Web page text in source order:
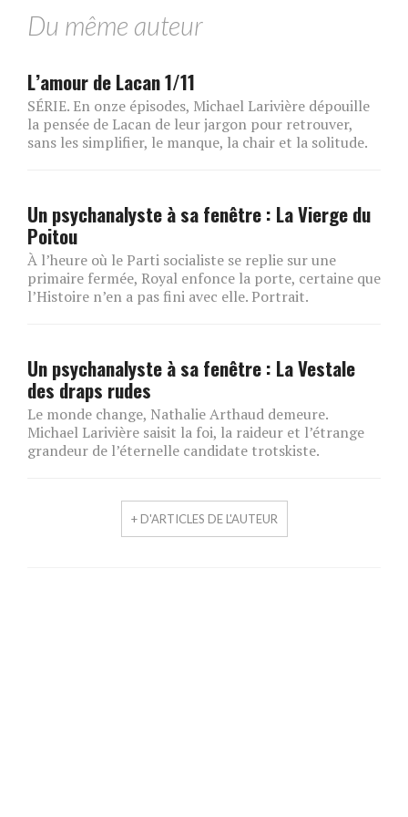
Du même auteur
L’amour de Lacan 1/11
SÉRIE. En onze épisodes, Michael Larivière dépouille
la pensée de Lacan de leur jargon pour retrouver,
sans les simplifier, le manque, la chair et la solitude.
Un psychanalyste à sa fenêtre : La Vierge du
Poitou
À l’heure où le Parti socialiste se replie sur une
primaire fermée, Royal enfonce la porte, certaine que
l’Histoire n’en a pas fini avec elle. Portrait.
Un psychanalyste à sa fenêtre : La Vestale
des draps rudes
Le monde change, Nathalie Arthaud demeure.
Michael Larivière saisit la foi, la raideur et l’étrange
grandeur de l’éternelle candidate trotskiste.
+ D'ARTICLES DE L'AUTEUR